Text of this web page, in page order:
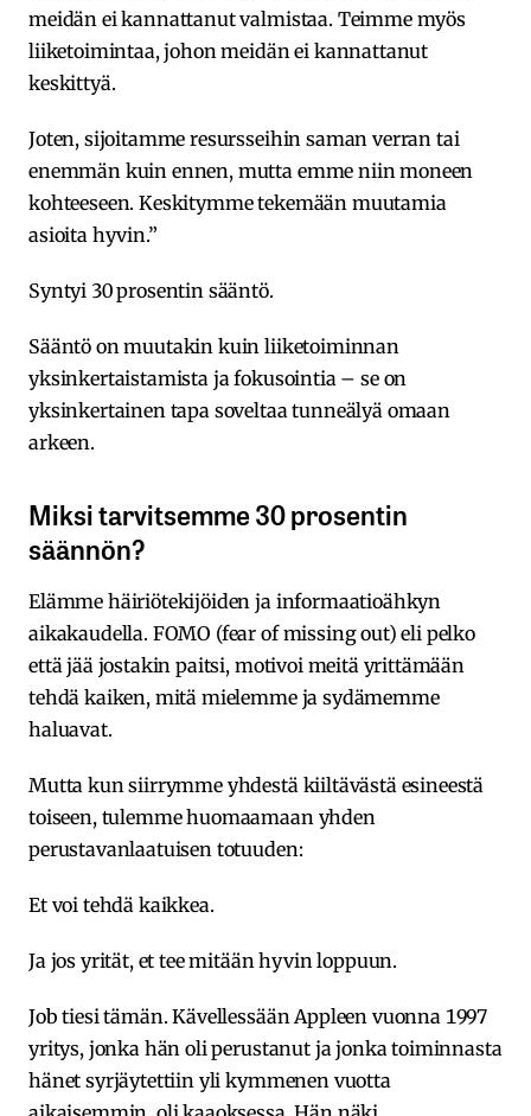
meidän ei kannattanut valmistaa. Teimme myös
liiketoimintaa, johon meidän ei kannattanut
keskittyä.
Joten, sijoitamme resursseihin saman verran tai
enemmän kuin ennen, mutta emme niin moneen
kohteeseen. Keskitymme tekemään muutamia
asioita hyvin.”
Syntyi 30 prosentin sääntö.
Sääntö on muutakin kuin liiketoiminnan
yksinkertaistamista ja fokusointia – se on
yksinkertainen tapa soveltaa tunneälyä omaan
arkeen.
Miksi tarvitsemme 30 prosentin
säännön?
Elämme häiriötekijöiden ja informaatioähkyn
aikakaudella. FOMO (fear of missing out) eli pelko
että jää jostakin paitsi, motivoi meitä yrittämään
tehdä kaiken, mitä mielemme ja sydämemme
haluavat.
Mutta kun siirrymme yhdestä kiiltävästä esineestä
toiseen, tulemme huomaamaan yhden
perustavanlaatuisen totuuden:
Et voi tehdä kaikkea.
Ja jos yrität, et tee mitään hyvin loppuun.
Job tiesi tämän. Kävellessään Appleen vuonna 1997
yritys, jonka hän oli perustanut ja jonka toiminnasta
hänet syrjäytettiin yli kymmenen vuotta